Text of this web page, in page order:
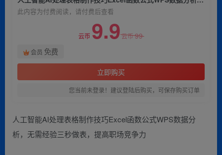
此内容为付费阅读，请付费后查看
云币 9.9云币99
会员 免费
立即购买
您当前未登录！建议登陆后购买，可保存购买订单
人工智能AI处理表格制作技巧Excel函数公式WPS数据分
析，无需经验三秒做表，提高职场竞争力